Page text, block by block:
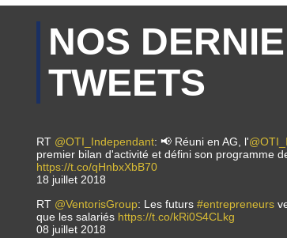
NOS
TWEETS
RT @OTI_Independant: 📢 Réuni en AG, l'
premier bilan d'activité et défini son programme
https://t.co/qHnbxXbB70
18 juillet 2018
RT @VentorisGroup: Les futurs #entrepreneurs
que les salariés https://t.co/kRi0S4CLkg
08 juillet 2018